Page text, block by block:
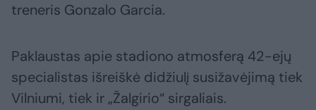
treneris Gonzalo Garcia.
Paklaustas apie stadiono atmosferą 42-ejų
specialistas išreiškė didžiulį susižavėjimą tiek
Vilniumi, tiek ir „Žalgirio“ sirgaliais.